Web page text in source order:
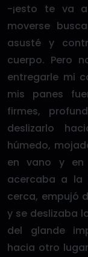
-¡esto te va
moverse
asusté y
cuerpo. Pero
entregarle mi
mis panes
firmes,
deslizarlo
húmedo,
en vano y en
acercaba a la
cerca, empujó
y se deslizaba
del glande
hacia otro